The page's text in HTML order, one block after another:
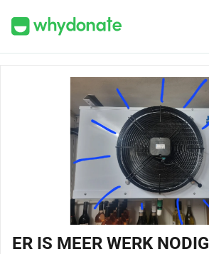
ER IS MEER WERK NODIG